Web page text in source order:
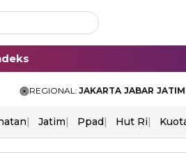
REGIONAL: JAKARTA JABAR JATIM
Jatim Ppad Hut Ri